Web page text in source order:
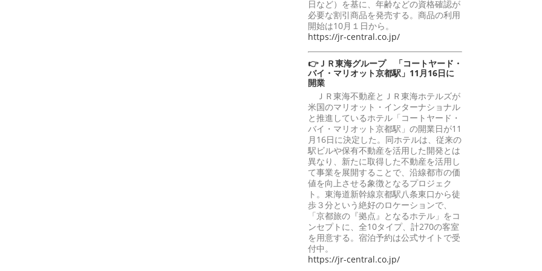
日など）を基に、年齢などの資格確認が
必要な割引商品を発売する。商品の利用
開始は10月１日から。
https://jr-central.co.jp/
👉ＪＲ東海グループ 「コートヤード・
バイ・マリオット京都駅」11月16日に
開業
ＪＲ東海不動産とＪＲ東海ホテルズが
米国のマリオット・インターナショナル
と推進しているホテル「コートヤード・
バイ・マリオット京都駅」の開業日が11
月16日に決定した。同ホテルは、従来の
駅ビルや保有不動産を活用した開発とは
異なり、新たに取得した不動産を活用し
て事業を展開することで、沿線都市の価
値を向上させる象徴となるプロジェク
ト。東海道新幹線京都駅八条東口から徒
歩３分という絶好のロケーションで、
「京都旅の『拠点』となるホテル」をコ
ンセプトに、全10タイプ、計270の客室
を用意する。宿泊予約は公式サイトで受
付中。
https://jr-central.co.jp/